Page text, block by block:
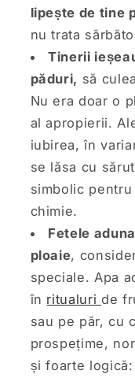
lipește de tine
nu trata
Tinerii
păduri, să
Nu era doar o
al apropierii.
iubirea, în
se lăsa cu
simbolic
chimie.
Fetele
ploaie,
speciale. Apa
în ritualuride
sau pe păr, cu
prospețime,
și foarte